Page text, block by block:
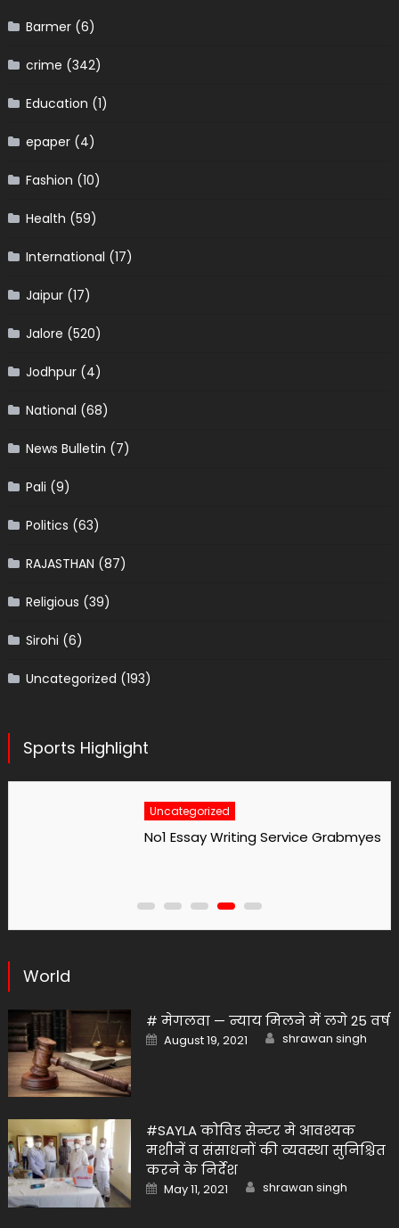
Barmer(6)
crime (342)
Education (1)
epaper(4)
Fashion (10)
Health (59)
International (17)
Jaipur(17)
Jalore (520)
Jodhpur(4)
National (68)
News Bulletin (7)
Pali (9)
Politics (63)
RAJASTHAN (87)
Religious (39)
Sirohi (6)
Uncategorized (193)
Sports Highlight
No1 Essay Writing Service Grabmyessay Com
World
# मेगलवा — न्याय मिलने में लगे 25 वर्ष
Posted
on
August 19, 2021 Author
shrawan singh
#SAYLA कोविड सेन्टर मे आवश्यक
मशीनें व संसाधनों की व्यवस्था सुनिश्चित
करने के निर्देश
Posted
on
May 11, 2021 Author
shrawan singh